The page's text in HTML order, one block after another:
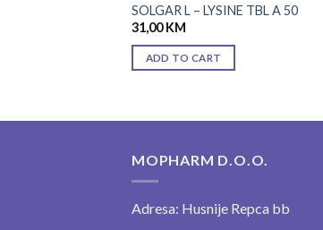
SOLGAR L – LYSINE TBL A 50
31,00KM
ADD TO CART
MOPHARM D.O.O.
Adresa: Husnije Repca bb